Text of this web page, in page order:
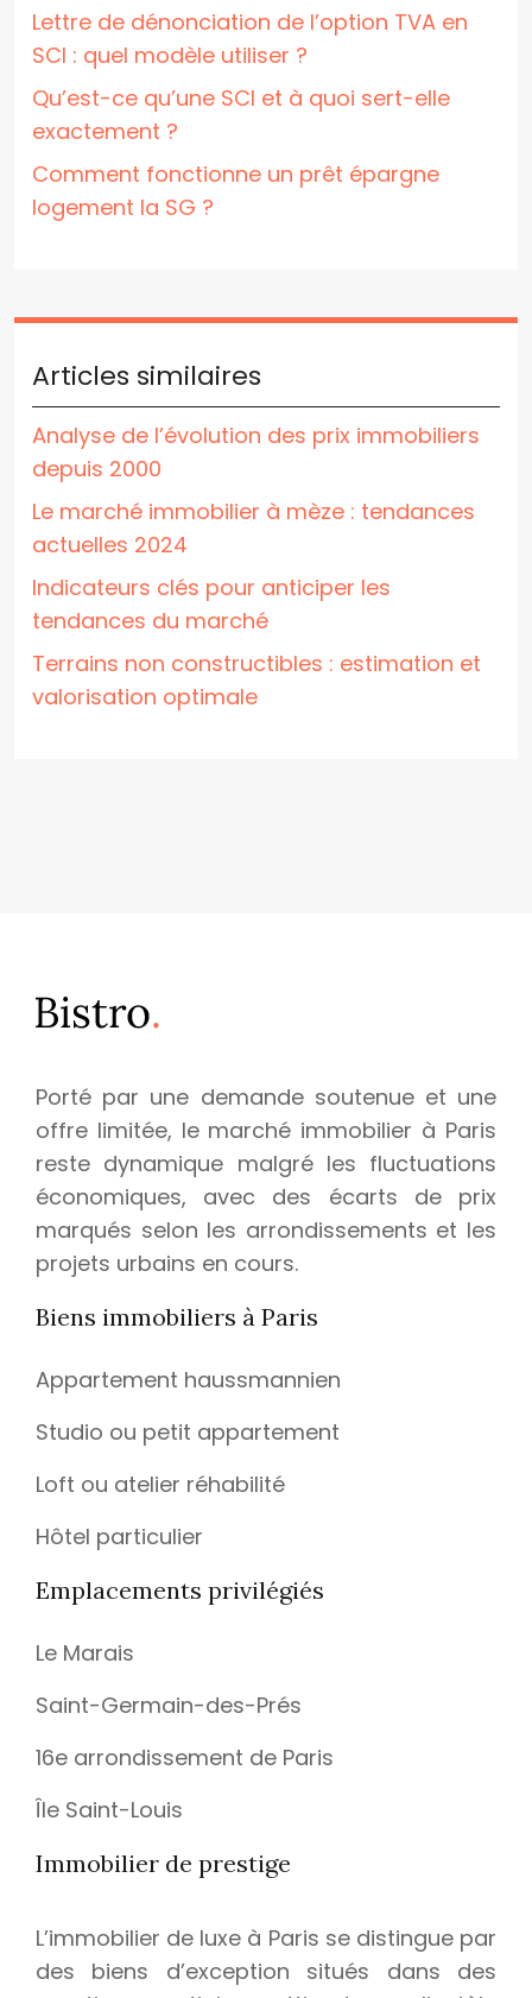
Lettre de dénonciation de l’option TVA en
SCI : quel modèle utiliser ?
Qu’est-ce qu’une SCI et à quoi sert-elle
exactement ?
Comment fonctionne un prêt épargne
logement la SG ?
Articles similaires
Analyse de l’évolution des prix immobiliers
depuis 2000
Le marché immobilier à mèze : tendances
actuelles 2024
Indicateurs clés pour anticiper les
tendances du marché
Terrains non constructibles : estimation et
valorisation optimale
Porté par une demande soutenue et une
offre limitée, le marché immobilier à Paris
reste dynamique malgré les fluctuations
économiques, avec des écarts de prix
marqués selon les arrondissements et les
projets urbains en cours.
Biens immobiliers à Paris
Appartement haussmannien
Studio ou petit appartement
Loft ou atelier réhabilité
Hôtel particulier
Emplacements privilégiés
Le Marais
Saint-Germain-des-Prés
16e arrondissement de Paris
Île Saint-Louis
Immobilier de prestige
L’immobilier de luxe à Paris se distingue par
des biens d’exception situés dans des